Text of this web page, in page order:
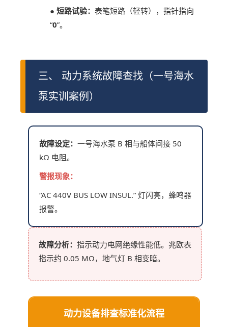
● 短路试验： 表笔短路（轻转），指针指向
“0”。
三、 动力系统故障查找（一号海水
泵实训案例）
故障设定： 一号海水泵 B 相与船体间接 50
kΩ 电阻。
警报现象：
“AC 440V BUS LOW INSUL.” 灯闪亮，蜂鸣器
报警。
故障分析： 指示动力电网绝缘性能低。兆欧表
指示约 0.05 MΩ，地气灯 B 相变暗。
动力设备排查标准化流程